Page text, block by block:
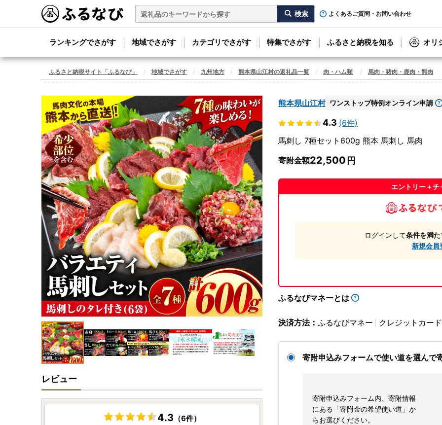
よくあるご質問・お問い合わせ
ランキングでさがす 地域でさがす カテゴリでさがす 特集でさがす ふるさと納税を知る オリ
ふるさと納税サイト「ふるなび」 地域でさがす 九州地方 熊本県山江村の返礼品一覧 肉・ハム類 馬肉・猪肉・鹿肉・熊肉
熊本県山江村 ワンストップ特例オンライン申請
4.3 (6件)
馬刺し 7種セット600g 熊本 馬刺し 馬肉
寄附金額22,500
エントリー＋チ
ログインして条件を満た
新規会員
ふるなびマネーとは
決済方法： ふるなびマネー クレジットカード
寄附申込みフォームで使い道を選んで
寄附申込みフォーム内、寄附情報
にある「寄附金の希望使い道」か
らお選びください。
レビュー
4.3 （6件）